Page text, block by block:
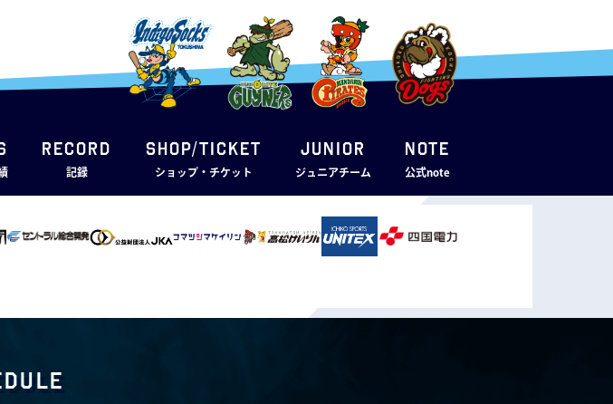
RECORD
記録
SHOP/TICKET
ショップ・チケット
JUNIOR
ジュニアチーム
note
公式note